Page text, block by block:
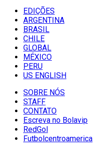
EDIÇÕES
ARGENTINA
BRASIL
CHILE
GLOBAL
MÉXICO
PERU
US ENGLISH
SOBRE NÓS
STAFF
CONTATO
Escreva no Bolavip
RedGol
Futbolcentroamerica